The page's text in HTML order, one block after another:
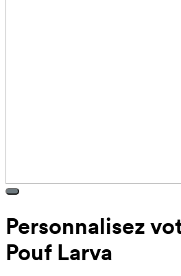
Personnalisez
Pouf Larva